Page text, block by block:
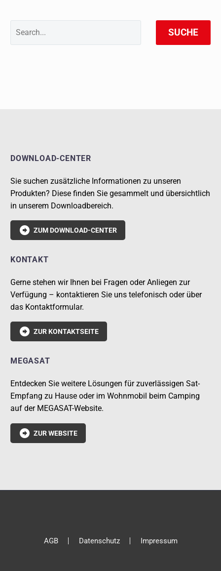
SUCHE
DOWNLOAD-CENTER
Sie suchen zusätzliche Informationen zu unseren
Produkten? Diese finden Sie gesammelt und übersichtlich
in unserem Downloadbereich.
 ZUM DOWNLOAD-CENTER
KONTAKT
Gerne stehen wir Ihnen bei Fragen oder Anliegen zur
Verfügung – kontaktieren Sie uns telefonisch oder über
das Kontaktformular.
 ZUR KONTAKTSEITE
MEGASAT
Entdecken Sie weitere Lösungen für zuverlässigen Sat-
Empfang zu Hause oder im Wohnmobil beim Camping
auf der MEGASAT-Website.
 ZUR WEBSITE
AGB Datenschutz Impressum